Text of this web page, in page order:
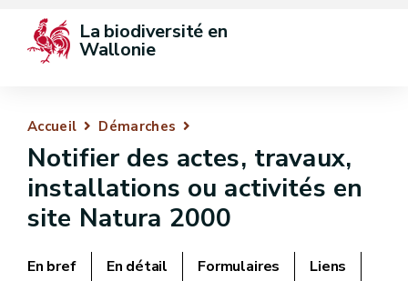
La biodiversité en
Wallonie
Accueil Démarches
Notifier des actes, travaux,
installations ou activités en
site Natura 2000
En bref En détail Formulaires
Liens